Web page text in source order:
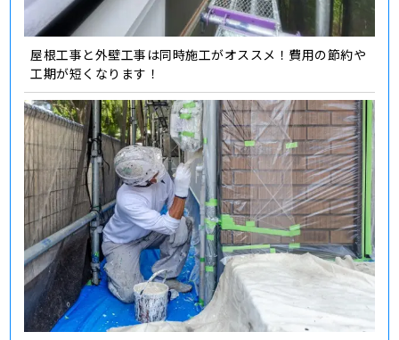
屋根工事と外壁工事は同時施工がオススメ！費用の節約や
工期が短くなります！